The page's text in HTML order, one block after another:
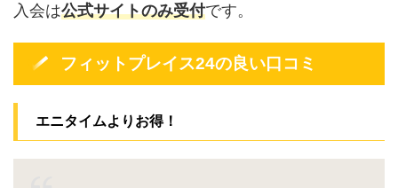
入会は公式サイトのみ受付です。
フィットプレイス24の良い口コミ
エニタイムよりお得！